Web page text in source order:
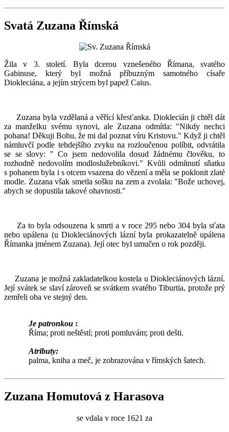
Svatá Zuzana Římská
Žila v 3. století. Byla dcerou vznešeného Římana, svatého
Gabinuse, který byl možná příbuzným samotného císaře
Diokleciána, a jejím strýcem byl papež Caius.
Zuzana byla vzdělaná a věřící křesťanka. Dioklecián ji chtěl dát
za manželku svému synovi, ale Zuzana odmítla: "Nikdy nechci
pohana! Děkuji Bohu, že mi dal poznat víru Kristovu." Když ji chtěl
námluvčí podle tehdejšího zvyku na rozloučenou políbit, odvrátila
se se slovy: " Co jsem nedovolila dosud žádnému člověku, to
rozhodně nedovolím modloslužebníkovi." Kvůli odmítnutí sňatku
s pohanem byla i s otcem vsazena do vězení a měla se poklonit zlaté
modle. Zuzana však smetla sošku na zem a zvolala: "Bože uchovej,
abych se dopustila takové ohavnosti."
Za to byla odsouzena k smrti a v roce 295 nebo 304 byla sťata
nebo upálena (u Diokleciánových lázní byla prokazatelně upálena
Římanka jménem Zuzana). Její otec byl umučen o rok později.
Zuzana je možná zakladatelkou kostela u Diokleciánových lázní.
Její svátek se slaví zároveň se svátkem svatého Tiburtia, protože prý
zemřeli oba ve stejný den.
Je patronkou :
Říma; proti neštěstí; proti pomluvám; proti dešti.
Atributy:
palma, kniha a meč, je zobrazována v římských šatech.
Zuzana Homutová z Harasova
se vdala v roce 1621 za